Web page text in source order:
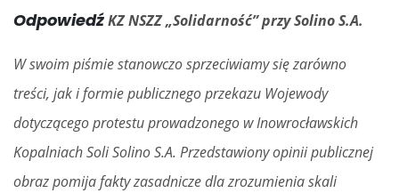
OdpowiedźKZ NSZZ „Solidarność” przy Solino S.A.
W swoim piśmie stanowczo sprzeciwiamy się zarówno
treści, jak i formie publicznego przekazu Wojewody
dotyczącego protestu prowadzonego w Inowrocławskich
Kopalniach Soli Solino S.A. Przedstawiony opinii publicznej
obraz pomija fakty zasadnicze dla zrozumienia skali